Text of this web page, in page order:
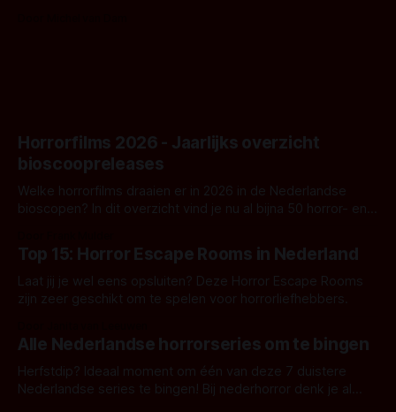
Horrorfilms 2026 - Jaarlijks overzicht
bioscoopreleases
Welke horrorfilms draaien er in 2026 in de Nederlandse
bioscopen? In dit overzicht vind je nu al bijna 50 horror- en
Top 15: Horror Escape Rooms in Nederland
Laat jij je wel eens opsluiten? Deze Horror Escape Rooms
zijn zeer geschikt om te spelen voor horrorliefhebbers.
Alle Nederlandse horrorseries om te bingen
Herfstdip? Ideaal moment om één van deze 7 duistere
Nederlandse series te bingen! Bij nederhorror denk je al